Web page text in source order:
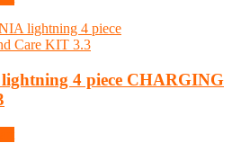
4 piece CHARGING